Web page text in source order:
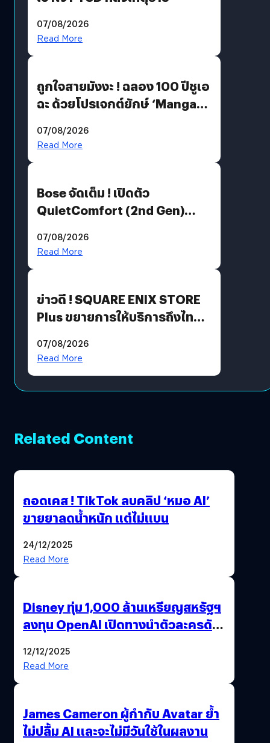
07/08/2026
Read More
ถูกใจสายมังงะ ! ฉลอง 100 ปีชูเอ
ฉะ ด้วยโปรเจกต์ยักษ์ ‘Manga
มีภาษาไทยด้วย
07/08/2026
Read More
Bose จัดเต็ม ! เปิดตัว
QuietComfort (2nd Gen)
07/08/2026
Read More
ข่าวดี ! SQUARE ENIX STORE
Plus ขยายการให้บริการถึงไทย
โดยตรง
07/08/2026
Read More
Related Content
ถอดเคส ! TikTok ลบคลิป ‘หมอ AI’
ขายยาลดน้ำหนัก แต่ไม่แบน
24/12/2025
Read More
Disney ทุ่ม 1,000 ล้านเหรียญสหรัฐฯ
ลงทุน OpenAI เปิดทางนำตัวละครดัง
12/12/2025
Read More
James Cameron ผู้กำกับ Avatar ย้ำ
ไม่ปลื้ม AI และจะไม่มีวันใช้ในผลงาน